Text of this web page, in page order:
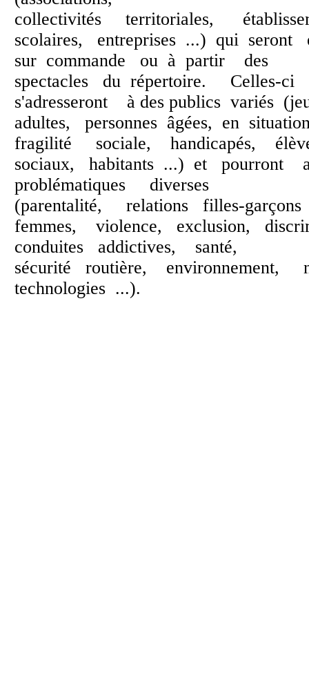
collectivités territoriales,
scolaires, entreprises ...) qui seront
sur commande ou à partir des
spectacles du répertoire. Celles-ci
s'adresseront à des publics variés
adultes, personnes âgées, en
fragilité sociale, handicapés,
sociaux, habitants ...) et pourront
problématiques diverses
(parentalité, relations filles-
femmes, violence, exclusion,
conduites addictives, santé,
sécurité routière, environnement,
technologies ...).